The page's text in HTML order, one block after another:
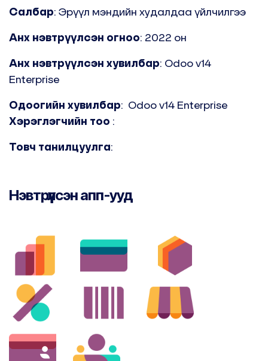
Салбар: Эрүүл мэндийн худалдаа үйлчилгээ
Анх нэвтрүүлсэн огноо: 2022 он
Анх нэвтрүүлсэн хувилбар: Odoo v14
Enterprise
Одоогийн хувилбар: Odoo v14 Enterprise
Хэрэглэгчийн тоо :
Товч танилцуулга:
Нэвтрүүлсэн апп-ууд